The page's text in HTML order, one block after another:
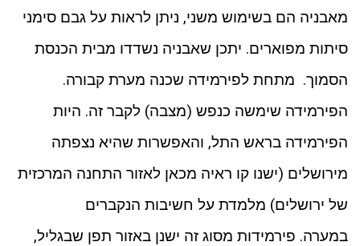
מאבניה הם בשימוש משני, ניתן לראות על גבם סימני
סיתות מפוארים. יתכן שאבניה נשדדו מבית הכנסת
הסמוך. מתחת לפירמידה שכנה מערת קבורה.
הפירמידה שימשה כנפש (מצבה) לקבר זה. היות
הפירמידה בראש התל, והאפשרות שהיא נצפתה
מירושלים (ישנו קו ראיה מכאן לאזור התחנה המרכזית
של ירושלים) מלמדת על חשיבות הנקברים
במערה. פירמידות מסוג זה ישנן באזור תפן שבגליל,